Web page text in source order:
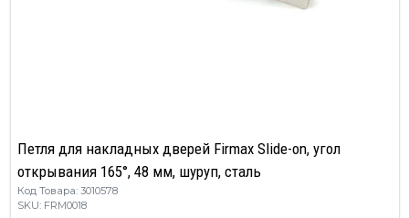
Петля для накладных дверей Firmax Slide-on, угол
открывания 165°, 48 мм, шуруп, сталь
Код Товара: 3010578
SKU: FRM0018